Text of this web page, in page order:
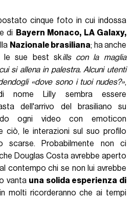
cinque foto in cui indossa
di
Bayern Monaco, LA Galaxy,
Nazionale brasiliana; ha anche
le sue best skills con la maglia
si allena in palestra. Alcuni utenti
«dove sono i tuoi nudes?»,
nome Lilly sembra essere
dell'arrivo del brasiliano su
ogni video con emoticon
ciò, le interazioni sul suo profilo
scarse. Probabilmente non ci
Douglas Costa avrebbe aperto
contempo chi se non lui avrebbe
vanta una solida esperienza di
molti ricorderanno che ai tempi